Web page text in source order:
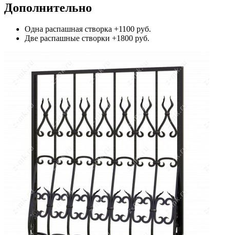
Дополнительно
Одна распашная створка +1100 руб.
Две распашные створки +1800 руб.